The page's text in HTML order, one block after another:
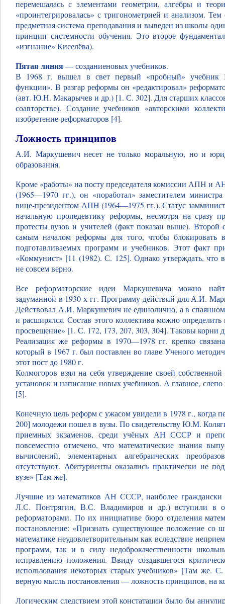
перемешалась с элементами геометрии, алгебры и
«проинтегрировалась» с тригонометрией и анализом.
предметная система преподавания и выведен из школы
принцип системности обучения. Это второе
«изгнание» Киселёва).
Пятая линия— созданиеновых учебников.
В 1968 г. вышел в свет первый «пробный» учебник
функции». В разгар реформы он «редактировал»
(авт. Ю.Н. Макарычев и др.) [1. С. 302]. Для старших
соавторстве). Создание учебников «авторскими
изобретение реформаторов [4].
Ложность принципов
А.И. Маркушевич несет не только моральную, но и
образования.
Кроме «работы» на посту председателя комиссии АПН и
(1965—1970 гг.), он «поработал» заместителем
вице-президентом АПН (1964—1975 гг.). Статус
начальную пропедевтику реформы, несмотря на сразу
протесты вузов и учителей (факт показан выше). Второй
самым началом реформы для того, чтобы
подготавливаемых программ и учебников. Этот факт
«Коммунист» [11 (1982). С. 125]. Однако утверждать,
не совсем верно.
Все реформаторские идеи Маркушевича можно
задуманной в 1930-х гг. Программу действий для А.И.
Действовал А.И. Маркушевич не единолично, а в
и расширялся. Состав этого коллектива можно
просвещение» [1. С. 172, 173, 207, 303, 304]. Таковы корни
Реализация же реформы в 1970—1978 гг. крепко
который в 1967 г. был поставлен во главе Ученого
этот пост до 1980 г.
Колмогоров взял на себя утверждение своей
установок и написание новых учебников. А главное, слепо
[5].
Конечную цель реформ с ужасом увидели в 1978 г., когда
200] молодежи пошел в вузы. По свидетельству Ю.М.
приемных экзаменов, среди учёных АН СССР и
повсеместно отмечено, что математические знания
вычислений, элементарных алгебраических
отсутствуют. Абитуриенты оказались практически не
вузе» [Там же].
Лучшие из математиков АН СССР, наиболее
Л.С. Понтрягин, В.С. Владимиров и др.) вступили в
реформаторами. По их инициативе бюро отделения
постановление: «Признать существующее положение
математике неудовлетворительным как вследствие
программ, так и в силу недоброкачественности
исправлению положения. Ввиду создавшегося
использования некоторых старых учебников» [Там же.
верную мысль постановления — ложность принципов, на
Логическим следствием этой констатации было бы